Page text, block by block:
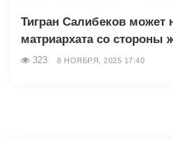
Тигран Салибеков может
матриархата со стороны
323 8 НОЯБРЯ, 2025 17:40